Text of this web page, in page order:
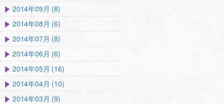
2014年09月 (8)
2014年08月 (6)
2014年07月 (8)
2014年06月 (6)
2014年05月 (16)
2014年04月 (10)
2014年03月 (9)